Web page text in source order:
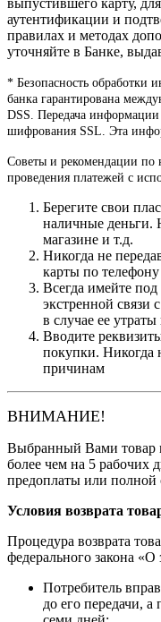
выпустившего карту,
аутентификации и
правилах и методах
уточняйте в Банке,
* Безопасность обработки
банка гарантирована
DSS. Передача
шифрования SSL. Эта
Советы и рекомендации по
проведения платежей с
Берегите свои
наличные деньги.
магазине и т.д.
Никогда не
карты по
Всегда имейте
экстренной связи
в случае ее
Вводите
покупки. Никогда
причинам
ВНИМАНИЕ!
Выбранный Вами товар
более чем на 5 рабочих
предоплаты или полной
Условия возврата
Процедура возврата
федерального закона
Потребитель
до его передачи, а